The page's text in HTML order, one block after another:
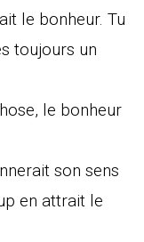
le bonheur. Tu
toujours un
le bonheur
son sens
en attrait le